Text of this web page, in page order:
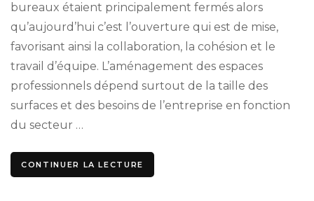
bureaux étaient principalement fermés alors
qu’aujourd’hui c’est l’ouverture qui est de mise,
favorisant ainsi la collaboration, la cohésion et le
travail d’équipe. L’aménagement des espaces
professionnels dépend surtout de la taille des
surfaces et des besoins de l’entreprise en fonction
du secteur …
CONTINUER LA LECTURE